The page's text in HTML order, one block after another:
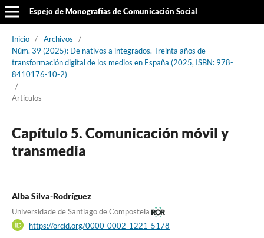
Espejo de Monografías de Comunicación Social
Inicio / Archivos
/
Núm. 39 (2025): De nativos a integrados. Treinta años de
transformación digital de los medios en España (2025, ISBN: 978-
8410176-10-2)
/
Artículos
Capítulo 5. Comunicación móvil y
transmedia
Alba Silva-Rodríguez
Universidade de Santiago de Compostela
https://orcid.org/0000-0002-1221-5178